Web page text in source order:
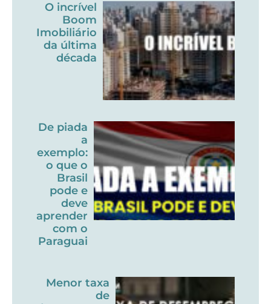
O incrível
Boom
Imobiliário
da última
década
De piada
a
exemplo:
o que o
Brasil
pode e
deve
aprender
com o
Paraguai
Menor taxa
de